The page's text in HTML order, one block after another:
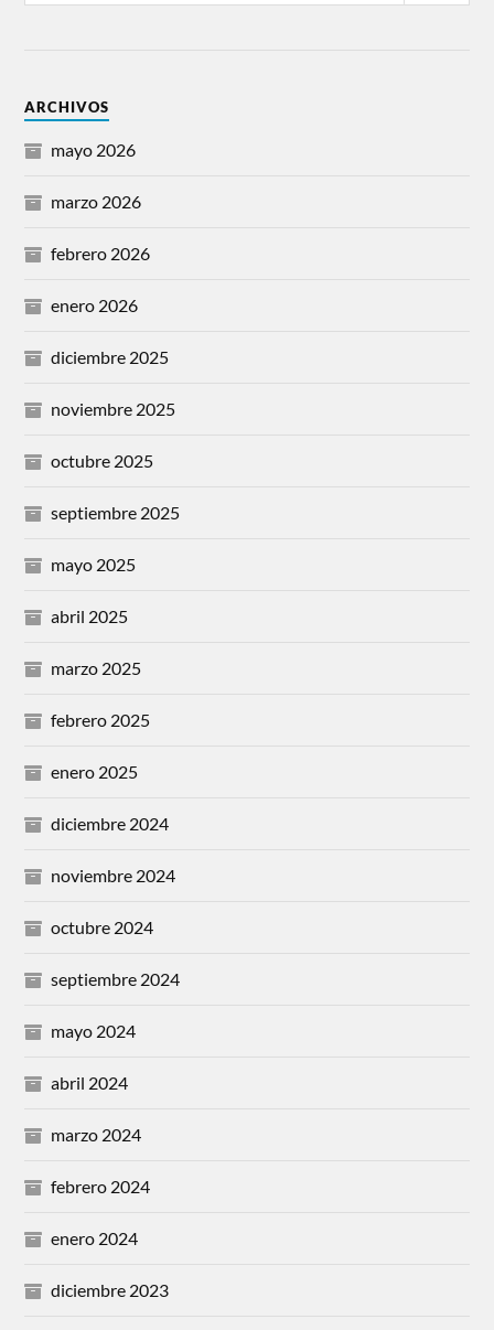
ARCHIVOS
mayo 2026
marzo 2026
febrero 2026
enero 2026
diciembre 2025
noviembre 2025
octubre 2025
septiembre 2025
mayo 2025
abril 2025
marzo 2025
febrero 2025
enero 2025
diciembre 2024
noviembre 2024
octubre 2024
septiembre 2024
mayo 2024
abril 2024
marzo 2024
febrero 2024
enero 2024
diciembre 2023